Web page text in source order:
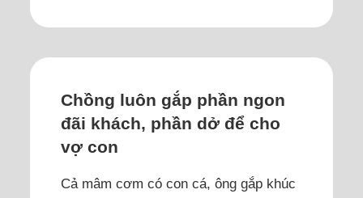
Chồng luôn gắp phần ngon
đãi khách, phần dở để cho
vợ con
Cả mâm cơm có con cá, ông gắp khúc